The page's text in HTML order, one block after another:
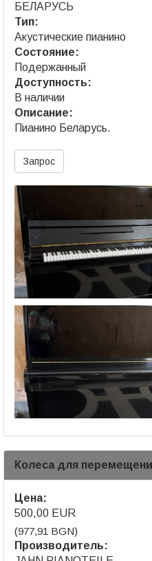
БЕЛАРУСЬ
Тип:
Акустические пианино
Состояние:
Подержанный
Доступность:
В наличии
Описание:
Пианино Беларусь.
Запрос
Колеса для
Цена:
500,00 EUR
(977,91 BGN)
Производитель: